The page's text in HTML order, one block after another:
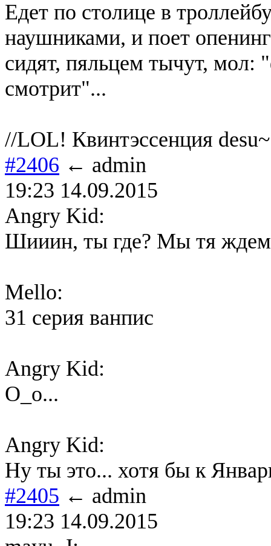
Едет по столице в
наушниками, и поет
сидят, пяльцем тычут, мол:
смотрит"...
//LOL! Квинтэссенция desu~
#2406 ← admin
19:23 14.09.2015
Angry Kid:
Шииин, ты где? Мы тя
Mello:
31 серия ванпис
Angry Kid:
О_о...
Angry Kid:
Ну ты это... хотя бы к
#2405 ← admin
19:23 14.09.2015